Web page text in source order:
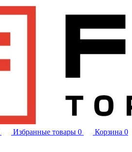
Избранные товары 0 Корзина 0